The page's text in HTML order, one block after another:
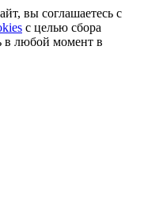
вы соглашаетесь с
с целью сбора
в любой момент в